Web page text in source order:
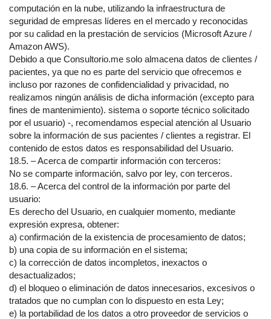
computación en la nube, utilizando la infraestructura de
seguridad de empresas líderes en el mercado y reconocidas
por su calidad en la prestación de servicios (Microsoft Azure /
Amazon AWS).
Debido a que Consultorio.me solo almacena datos de clientes /
pacientes, ya que no es parte del servicio que ofrecemos e
incluso por razones de confidencialidad y privacidad, no
realizamos ningún análisis de dicha información (excepto para
fines de mantenimiento). sistema o soporte técnico solicitado
por el usuario) -, recomendamos especial atención al Usuario
sobre la información de sus pacientes / clientes a registrar. El
contenido de estos datos es responsabilidad del Usuario.
18.5. – Acerca de compartir información con terceros:
No se comparte información, salvo por ley, con terceros.
18.6. – Acerca del control de la información por parte del
usuario:
Es derecho del Usuario, en cualquier momento, mediante
expresión expresa, obtener:
a) confirmación de la existencia de procesamiento de datos;
b) una copia de su información en el sistema;
c) la corrección de datos incompletos, inexactos o
desactualizados;
d) el bloqueo o eliminación de datos innecesarios, excesivos o
tratados que no cumplan con lo dispuesto en esta Ley;
e) la portabilidad de los datos a otro proveedor de servicios o